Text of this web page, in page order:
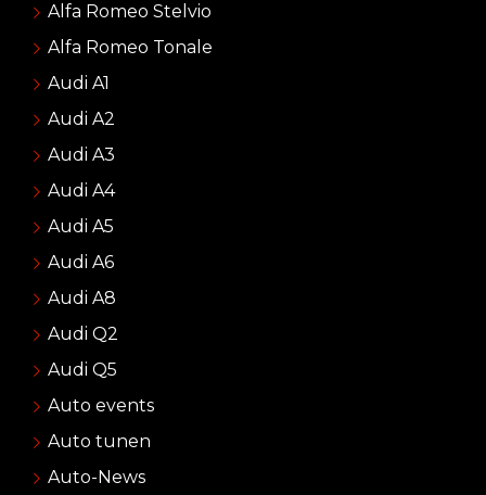
Alfa Romeo Stelvio
Alfa Romeo Tonale
Audi A1
Audi A2
Audi A3
Audi A4
Audi A5
Audi A6
Audi A8
Audi Q2
Audi Q5
Auto events
Auto tunen
Auto-News